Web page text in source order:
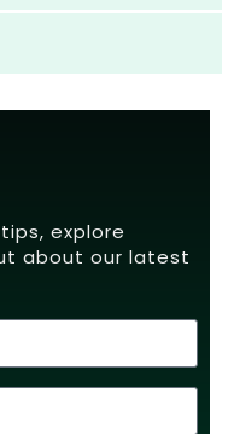
explore
about our latest